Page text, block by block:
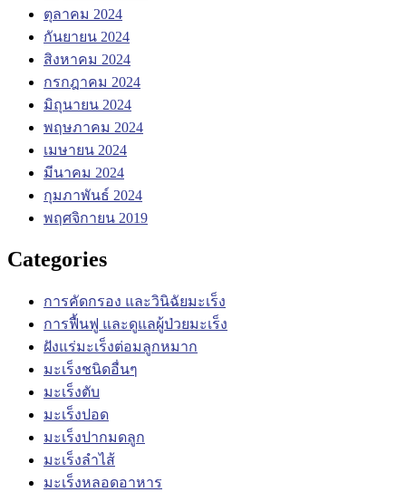
ตุลาคม 2024
กันยายน 2024
สิงหาคม 2024
กรกฎาคม 2024
มิถุนายน 2024
พฤษภาคม 2024
เมษายน 2024
มีนาคม 2024
กุมภาพันธ์ 2024
พฤศจิกายน 2019
Categories
การคัดกรอง และวินิฉัยมะเร็ง
การฟื้นฟู และดูแลผู้ป่วยมะเร็ง
ฝังแร่มะเร็งต่อมลูกหมาก
มะเร็งชนิดอื่นๆ
มะเร็งตับ
มะเร็งปอด
มะเร็งปากมดลูก
มะเร็งลำไส้
มะเร็งหลอดอาหาร